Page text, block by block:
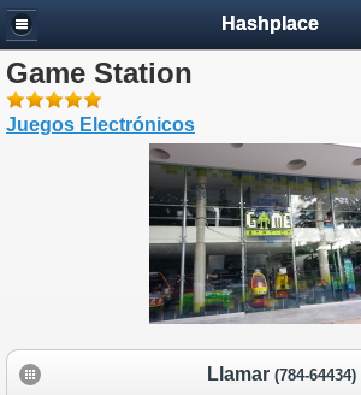
Hashplace
Game Station
Juegos Electrónicos
Llamar (784-64434)